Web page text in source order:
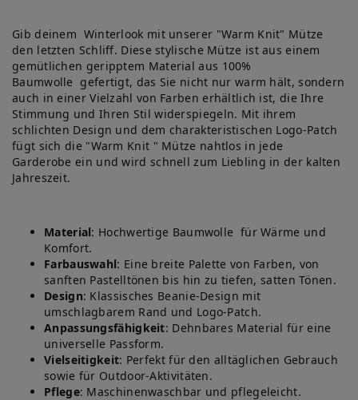
Gib deinem Winterlook mit unserer "Warm Knit" Mütze
den letzten Schliff. Diese stylische Mütze ist aus einem
gemütlichen geripptem Material aus 100%
Baumwolle gefertigt, das Sie nicht nur warm hält, sondern
auch in einer Vielzahl von Farben erhältlich ist, die Ihre
Stimmung und Ihren Stil widerspiegeln. Mit ihrem
schlichten Design und dem charakteristischen Logo-Patch
fügt sich die "Warm Knit " Mütze nahtlos in jede
Garderobe ein und wird schnell zum Liebling in der kalten
Jahreszeit.
Material: Hochwertige Baumwolle für Wärme und
Komfort.
Farbauswahl: Eine breite Palette von Farben, von
sanften Pastelltönen bis hin zu tiefen, satten Tönen.
Design: Klassisches Beanie-Design mit
umschlagbarem Rand und Logo-Patch.
Anpassungsfähigkeit: Dehnbares Material für eine
universelle Passform.
Vielseitigkeit: Perfekt für den alltäglichen Gebrauch
sowie für Outdoor-Aktivitäten.
Pflege: Maschinenwaschbar und pflegeleicht.